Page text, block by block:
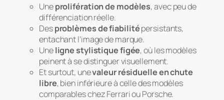
Uneprolifération de modèles, avec peu de
différenciation réelle.
Desproblèmes de fiabilitépersistants,
entachant l’image de marque.
Uneligne stylistique figée, où les modèles
peinent à se distinguer visuellement.
Et surtout, unevaleur résiduelle en chute
libre, bien inférieure à celle des modèles
comparables chez Ferrari ou Porsche.